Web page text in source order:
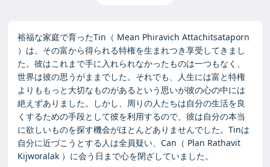
裕福な家庭で育ったTin（ Mean Phiravich Attachitsataporn
）は、その富から得られる特権を生まれつき享受してきまし
た。彼はこれまで手に入れられなかったものは一つもなく、
世界は彼の思うがままでした。それでも、人生には富と特権
よりももっと大切なものがあるという思いが彼の心の中には
絶えずありました。しかし、周りの人たちは自分の生活を良
くするための手段として彼を利用するので、彼は自分の本当
に欲しいものを探す機会がほとんどありませんでした。Tinは
自分に近づこうとする人は全員疑い、Can（ Plan Rathavit
Kijworalak ）に会う日まで心を閉ざしていました。